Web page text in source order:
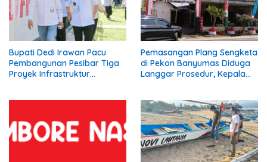
Bupati Dedi Irawan Pacu
Pembangunan Pesibar Tiga
Proyek Infrastruktur
Pemasangan Plang Sengketa
di Pekon Banyumas Diduga
Langgar Prosedur, Kepala